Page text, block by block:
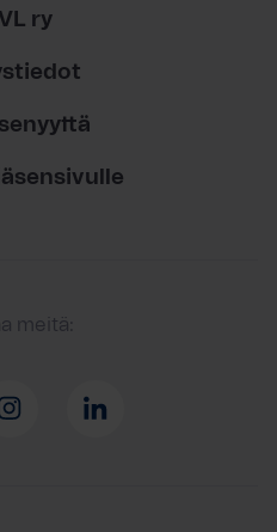
ry
meitä: